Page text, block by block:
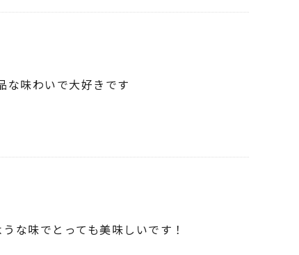
な味わいで大好きです
な味でとっても美味しいです！